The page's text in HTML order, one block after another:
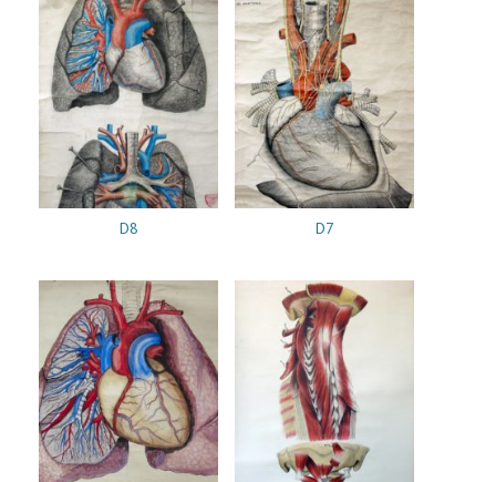
D8 D7